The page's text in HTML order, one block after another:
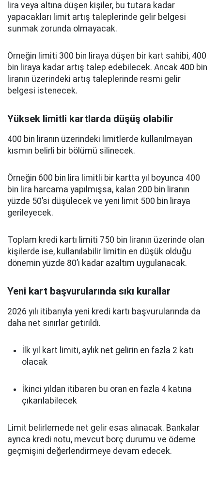
lira veya altına düşen kişiler, bu tutara kadar
yapacakları limit artış taleplerinde gelir belgesi
sunmak zorunda olmayacak.
Örneğin limiti 300 bin liraya düşen bir kart sahibi, 400
bin liraya kadar artış talep edebilecek. Ancak 400 bin
liranın üzerindeki artış taleplerinde resmi gelir
belgesi istenecek.
Yüksek limitli kartlarda düşüş olabilir
400 bin liranın üzerindeki limitlerde kullanılmayan
kısmın belirli bir bölümü silinecek.
Örneğin 600 bin lira limitli bir kartta yıl boyunca 400
bin lira harcama yapılmışsa, kalan 200 bin liranın
yüzde 50’si düşülecek ve yeni limit 500 bin liraya
gerileyecek.
Toplam kredi kartı limiti 750 bin liranın üzerinde olan
kişilerde ise, kullanılabilir limitin en düşük olduğu
dönemin yüzde 80’i kadar azaltım uygulanacak.
Yeni kart başvurularında sıkı kurallar
2026 yılı itibarıyla yeni kredi kartı başvurularında da
daha net sınırlar getirildi.
İlk yıl kart limiti, aylık net gelirin en fazla 2 katı
olacak
İkinci yıldan itibaren bu oran en fazla 4 katına
çıkarılabilecek
Limit belirlemede net gelir esas alınacak. Bankalar
ayrıca kredi notu, mevcut borç durumu ve ödeme
geçmişini değerlendirmeye devam edecek.